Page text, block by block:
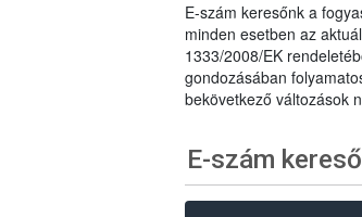
E-szám keresőnk a
minden esetben az
1333/2008/EK
gondozásában
bekövetkező változások
E-szám kereső